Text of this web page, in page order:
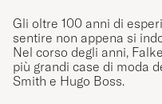
Laatumerkki,
pitää
Gli oltre 100 anni di
sentire non appena si
Nel corso degli anni,
più grandi case di moda
Smith e Hugo Boss.